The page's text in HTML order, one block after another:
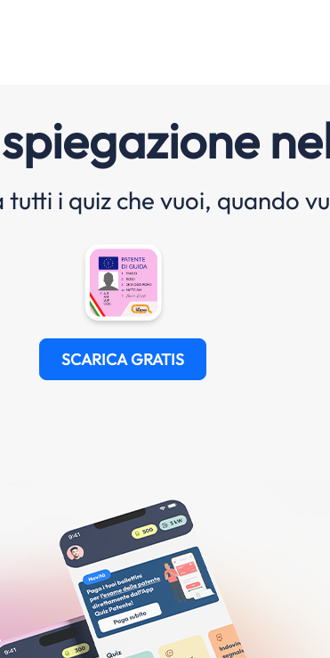
i quiz che vuoi, quando
SCARICA GRATIS